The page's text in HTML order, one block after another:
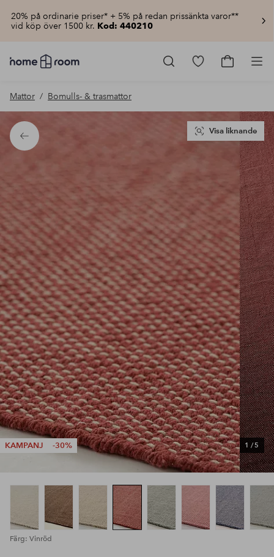
20% på ordinarie priser* + 5% på redan prissänkta varor**
vid köp över 1500 kr. Kod: 440210
Homeroom
–
hemmet
till
lågt
pris
Gå
Gå
Mattor Bomulls- & trasmattor
Tillbaka
KAMPANJ -30% 1 /5
Visa liknande
Färg: Vinröd